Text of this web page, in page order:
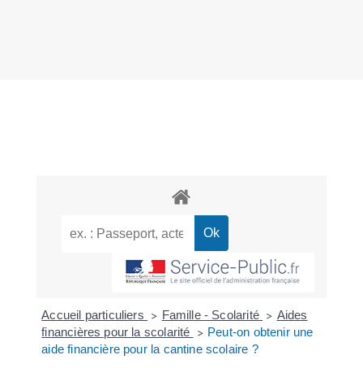
Accueil particuliers > Famille - Scolarité > Aides
financières pour la scolarité
> Peut-on obtenir une
aide financière pour la cantine scolaire ?